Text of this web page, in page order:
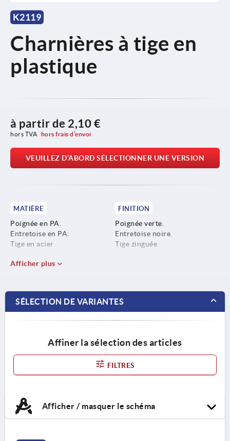
K2119
Charnières à tige en
plastique
à partir de 2,10 €
hors TVA hors frais d’envoi
VEUILLEZ D’ABORD SÉLECTIONNER UNE VERSION
MATIÈRE
Poignée en PA.
Entretoise en PA.
Tige en acier.
FINITION
Poignée verte.
Entretoise noire.
Tige zinguée.
Afficher plus
SÉLECTION DE VARIANTES
Affiner la sélection des articles
FILTRES
Afficher / masquer le schéma